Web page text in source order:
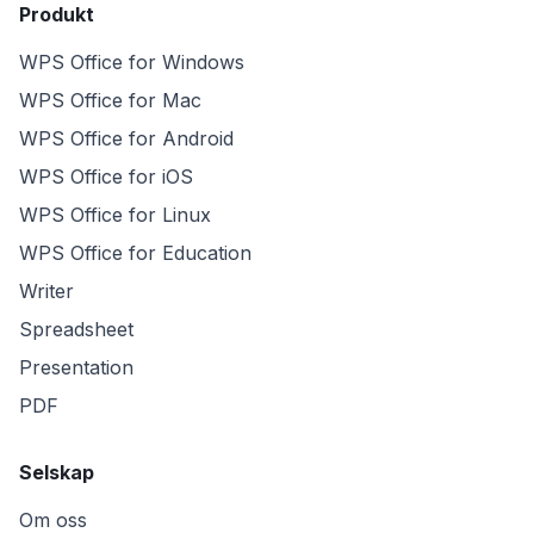
Produkt
WPS Office for Windows
WPS Office for Mac
WPS Office for Android
WPS Office for iOS
WPS Office for Linux
WPS Office for Education
Writer
Spreadsheet
Presentation
PDF
Selskap
Om oss